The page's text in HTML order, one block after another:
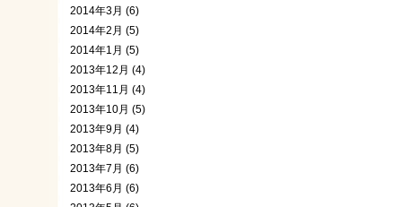
2014年3月 (6)
2014年2月 (5)
2014年1月 (5)
2013年12月 (4)
2013年11月 (4)
2013年10月 (5)
2013年9月 (4)
2013年8月 (5)
2013年7月 (6)
2013年6月 (6)